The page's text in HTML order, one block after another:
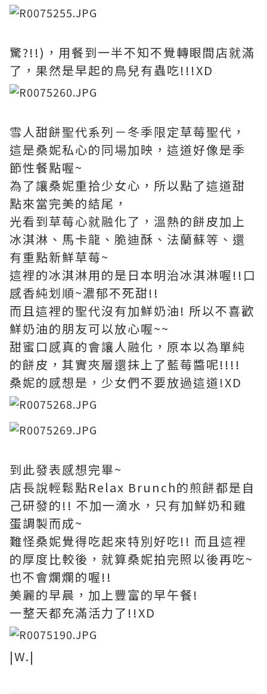
驚?!!)，用餐到一半不知不覺轉眼間店就滿
了，果然是早起的鳥兒有蟲吃!!!XD
雪人甜餅聖代系列－冬季限定草莓聖代，
這是桑妮私心的同場加映，這道好像是季
節性餐點喔~
為了讓桑妮重拾少女心，所以點了這道甜
點來當完美的結尾，
光看到草莓心就融化了，溫熱的餅皮加上
冰淇淋、馬卡龍、脆迪酥、法蘭蘇等、還
有重點新鮮草莓~
這裡的冰淇淋用的是日本明治冰淇淋喔!!口
感香純划順~濃郁不死甜!!
而且這裡的聖代沒有加鮮奶油! 所以不喜歡
鮮奶油的朋友可以放心喔~~
甜蜜口感真的會讓人融化，原本以為單純
的餅皮，其實夾層還抹上了藍莓醬呢!!!!
桑妮的感想是，少女們不要放過這道!XD
到此發表感想完畢~
店長說輕鬆點Relax Brunch的煎餅都是自
己研發的!! 不加一滴水，只有加鮮奶和雞
蛋調製而成~
難怪桑妮覺得吃起來特別好吃!! 而且這裡
的厚度比較後，就算桑妮拍完照以後再吃~
也不會爛爛的喔!!
美麗的早晨，加上豐富的早午餐!
一整天都充滿活力了!!XD
|W.|